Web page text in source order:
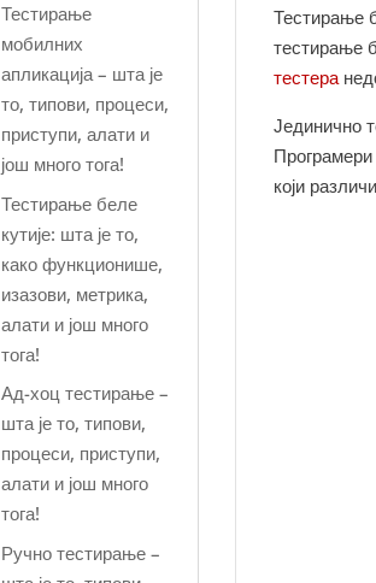
Тестирање
тестирање
тестера
Јединично
који
Тестирање
мобилних
апликација – шта је
то, типови, процеси,
приступи, алати и
још много тога!
Тестирање беле
кутије: шта је то,
како функционише,
изазови, метрика,
алати и још много
тога!
Ад-хоц тестирање –
шта је то, типови,
процеси, приступи,
алати и још много
тога!
Ручно тестирање –